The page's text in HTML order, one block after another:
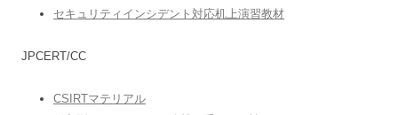
セキュリティインシデント対応机上演習教材
JPCERT/CC
CSIRTマテリアル